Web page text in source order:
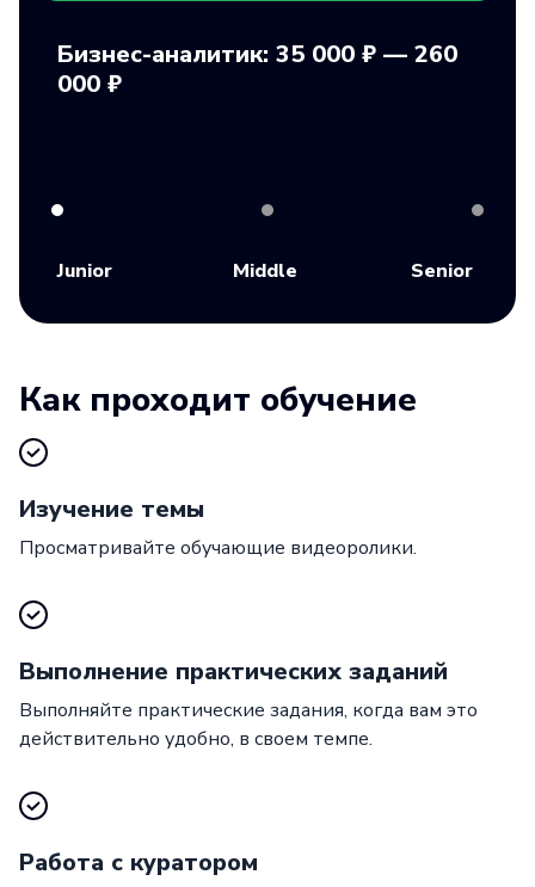
Бизнес-аналитик: 35 000 ₽ — 260
000 ₽
Junior Middle Senior
Как проходит обучение
Изучение темы
Просматривайте обучающие видеоролики.
Выполнение практических заданий
Выполняйте практические задания, когда вам это
действительно удобно, в своем темпе.
Работа с куратором